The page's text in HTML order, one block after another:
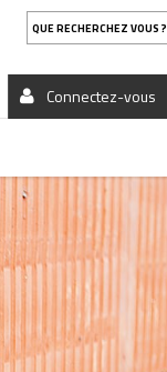
QUE RECHERCHEZ VOUS ?
Connectez-vous